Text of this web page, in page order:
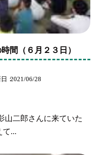
間（６月２３日）
2021/06/28
山二郎さんに来ていた
て...